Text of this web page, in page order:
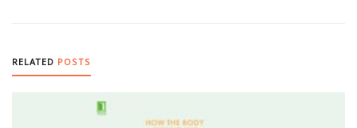
RELATED POSTS